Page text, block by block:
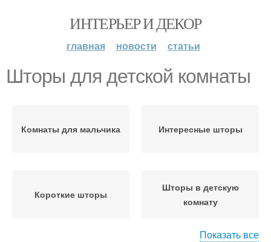
ИНТЕРЬЕР И ДЕКОР
главная новости статьи
Шторы для детской комнаты
Комнаты для мальчика Интересные шторы
Короткие шторы
Шторы в детскую
комнату
Показать все